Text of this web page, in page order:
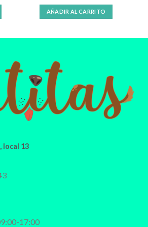
AÑADIR AL CARRITO
local 13
17:00